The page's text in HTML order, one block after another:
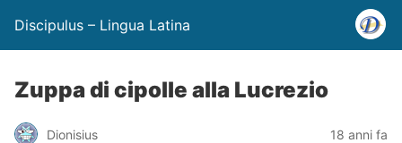
Discipulus – Lingua Latina
Zuppa di cipolle alla Lucrezio
Dionisius 18 anni fa